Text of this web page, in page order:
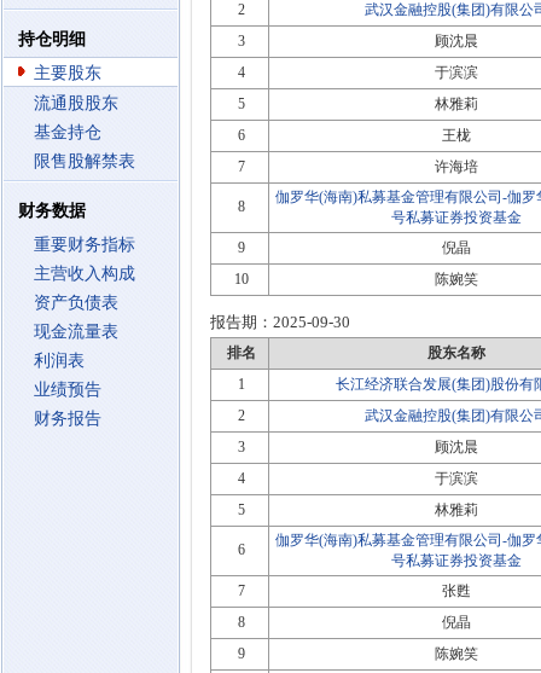
持仓明细
主要股东
流通股股东
基金持仓
限售股解禁表
财务数据
重要财务指标
主营收入构成
资产负债表
现金流量表
利润表
业绩预告
财务报告
2
武汉金融控股(集团)有限公
3
顾沈晨
4
于滨滨
5
林雅莉
6
王栊
7
许海培
8
伽罗华(海南)私募基金管理有限公司-伽罗
号私募证券投资基金
9
倪晶
10
陈婉笑
报告期： 2025-09-30
排名
股东名称
1
长江经济联合发展(集团)股份有
2
武汉金融控股(集团)有限公
3
顾沈晨
4
于滨滨
5
林雅莉
6
伽罗华(海南)私募基金管理有限公司-伽罗
号私募证券投资基金
7
张甦
8
倪晶
9
陈婉笑